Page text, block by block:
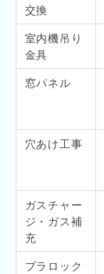
交換
室内機吊り
金具
窓パネル
穴あけ工事
ガスチャー
ジ・ガス補
充
プラロック